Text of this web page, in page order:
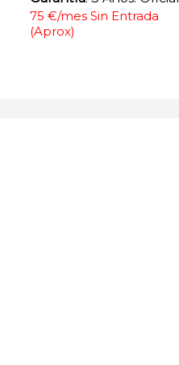
75 €/mes Sin Entrada
(Aprox)